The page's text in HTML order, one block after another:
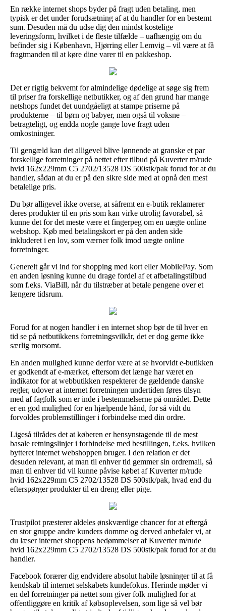
En række internet shops byder på fragt uden betaling, men
typisk er det under forudsætning af at du handler for en bestemt
sum. Desuden må du udse dig den mindst kostelige
leveringsform, hvilket i de fleste tilfælde – uafhængig om du
befinder sig i København, Hjørring eller Lemvig – vil være at få
fragtmanden til at køre dine varer til en pakkeshop.
Det er rigtig bekvemt for almindelige dødelige at søge sig frem
til priser fra forskellige netbutikker, og af den grund har mange
netshops fundet det uundgåeligt at stampe priserne på
produkterne – til børn og babyer, men også til voksne –
betragteligt, og endda nogle gange love fragt uden
omkostninger.
Til gengæld kan det alligevel blive lønnende at granske et par
forskellige forretninger på nettet efter tilbud på Kuverter m/rude
hvid 162x229mm C5 2702/13528 DS 500stk/pak forud for at du
handler, sådan at du er på den sikre side med at opnå den mest
betalelige pris.
Du bør alligevel ikke overse, at såfremt en e-butik reklamerer
deres produkter til en pris som kan virke utrolig favorabel, så
kunne det for det meste være et fingerpeg om en uægte online
webshop. Køb med betalingskort er på den anden side
inkluderet i en lov, som værner folk imod uægte online
forretninger.
Generelt går vi ind for shopping med kort eller MobilePay. Som
en anden løsning kunne du drage fordel af et afbetalingstilbud
som f.eks. ViaBill, når du tilstræber at betale pengene over et
længere tidsrum.
Forud for at nogen handler i en internet shop bør de til hver en
tid se på netbutikkens forretningsvilkår, det er dog gerne ikke
særlig morsomt.
En anden mulighed kunne derfor være at se hvorvidt e-butikken
er godkendt af e-mærket, eftersom det længe har været en
indikator for at webbutikken respekterer de gældende danske
regler, udover at internet forretningen undertiden føres tilsyn
med af fagfolk som er inde i bestemmelserne på området. Dette
er en god mulighed for en hjælpende hånd, for så vidt du
forvoldes problemstillinger i forbindelse med din ordre.
Ligeså tilrådes det at køberen er hensynstagende til de mest
basale retningslinjer i forbindelse med bestillingen, f.eks. hvilken
bytteret internet webshoppen bruger. I den relation er det
desuden relevant, at man til enhver tid gemmer sin ordremail, så
man til enhver tid vil kunne påvise købet af Kuverter m/rude
hvid 162x229mm C5 2702/13528 DS 500stk/pak, hvad end du
efterspørger produkter til en dreng eller pige.
Trustpilot præsterer aldeles ønskværdige chancer for at eftergå
en stor gruppe andre kunders domme og derved anbefaler vi, at
du læser internet shoppens bedømmelser af Kuverter m/rude
hvid 162x229mm C5 2702/13528 DS 500stk/pak forud for at du
handler.
Facebook forærer dig endvidere absolut habile løsninger til at få
kendskab til internet selskabets kundefokus. Herinde møder vi
en del forretninger på nettet som giver folk mulighed for at
offentliggøre en kritik af købsoplevelsen, som lige så vel bør